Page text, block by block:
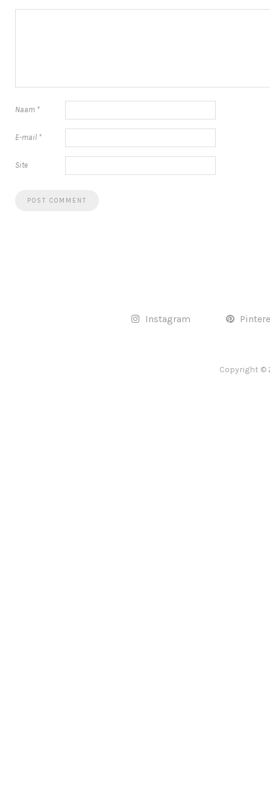
Naam *
E-mail *
Site
Instagram
Copyright ©